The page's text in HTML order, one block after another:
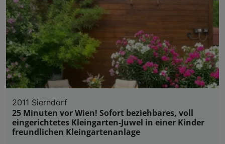
2011 Sierndorf
25 Minuten vor Wien! Sofort beziehbares, voll
eingerichtetes Kleingarten-Juwel in einer Kinder
freundlichen Kleingartenanlage